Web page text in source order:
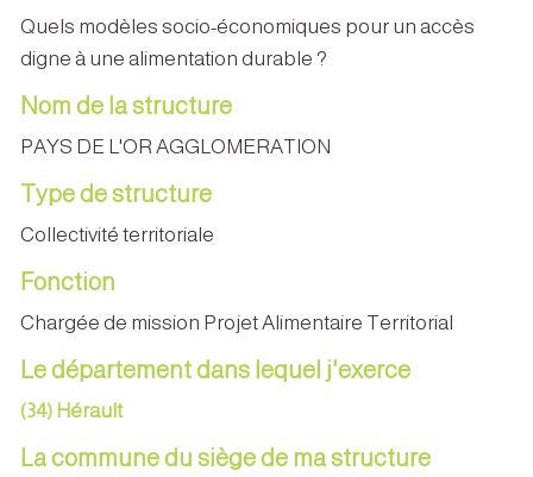
Quels modèles socio-économiques pour un accès
digne à une alimentation durable ?
Nom de la structure
PAYS DE L'OR AGGLOMERATION
Type de structure
Collectivité territoriale
Fonction
Chargée de mission Projet Alimentaire Territorial
Le département dans lequel j'exerce
(34) Hérault
La commune du siège de ma structure